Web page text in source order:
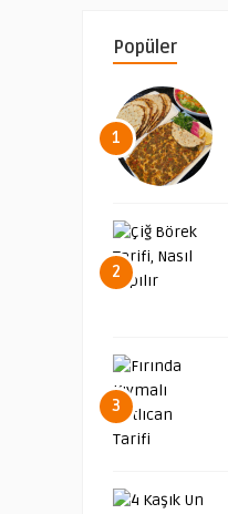
Popüler
1
2
3